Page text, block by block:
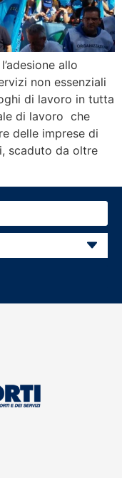
allo
non essenziali
di lavoro in tutta
di lavoro che
delle imprese di
scaduto da oltre